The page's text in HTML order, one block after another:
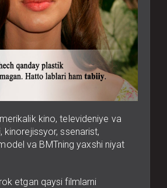
kino, televideniye va
kinorejissyor, ssenarist,
va BMTning yaxshi niyat
etgan qaysi filmlarni